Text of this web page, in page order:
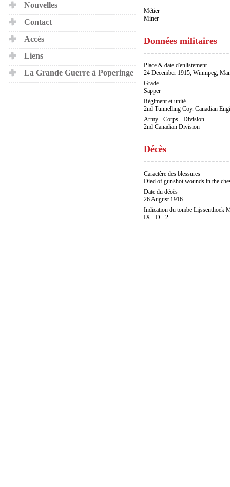
Nouvelles
Contact
Accès
Liens
La Grande Guerre à Poperinge
Métier
Miner
Données militaires
Place & date d'enlistement
24 December 1915, Winnipeg,
Grade
Sapper
Régiment et unité
2nd Tunnelling Coy. Canadian
Army - Corps - Division
2nd Canadian Division
Décès
Caractère des blessures
Died of gunshot wounds in the
Date du décès
26 August 1916
Indication du tombe Lijssenthoek
IX - D - 2